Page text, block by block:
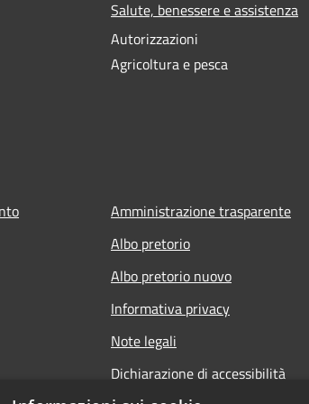
Salute, benessere e assistenza
Autorizzazioni
Agricoltura e pesca
Amministrazione trasparente
Albo pretorio
Albo pretorio nuovo
Informativa privacy
Note legali
Dichiarazione di accessibilità